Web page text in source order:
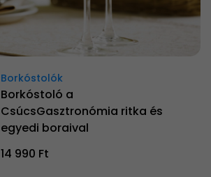
Borkóstolók
Borkóstoló a
CsúcsGasztronómia ritka és
egyedi boraival
14 990 Ft